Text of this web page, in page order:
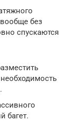
без
спускаются
багет.